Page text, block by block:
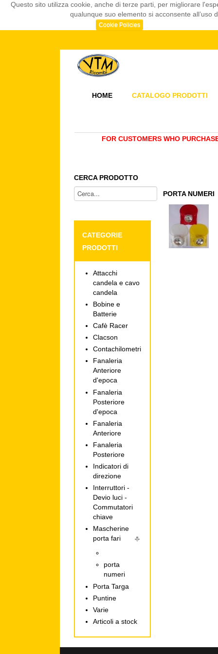
Questo sito utilizza cookie, anche di terze parti, per migliorare
qualunque suo elemento si acconsente all’uso
Cookie Policies
HOME CATALOGO PRODOTTI
FOR CUSTOMERS WHO
PORTA NUMERI
CERCA PRODOTTO
CATEGORIE
PRODOTTI
Attacchi
candela e cavo
candela
Bobine e
Batterie
Cafè Racer
Clacson
Contachilometri
Fanaleria
Anteriore
d'epoca
Fanaleria
Posteriore
d'epoca
Fanaleria
Anteriore
Fanaleria
Posteriore
Indicatori di
direzione
Interruttori -
Devio luci -
Commutatori
chiave
Mascherine
porta fari
porta
numeri
Porta Targa
Puntine
Varie
Articoli a stock